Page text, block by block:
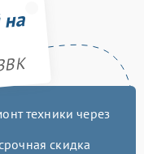
техники через
скидка